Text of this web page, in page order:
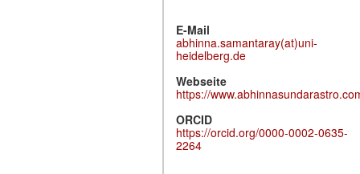
E-Mail
abhinna.samantaray(at)uni-
heidelberg.de
Webseite
https://
ORCID
https://orcid.org/0000-0002-0635-
2264